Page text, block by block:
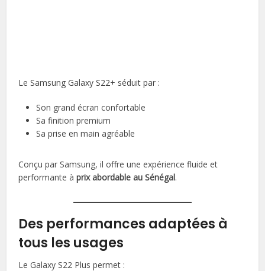
Le Samsung Galaxy S22+ séduit par :
Son grand écran confortable
Sa finition premium
Sa prise en main agréable
Conçu par Samsung, il offre une expérience fluide et
performante àprix abordable au Sénégal.
Des performances adaptées à
tous les usages
Le Galaxy S22 Plus permet :